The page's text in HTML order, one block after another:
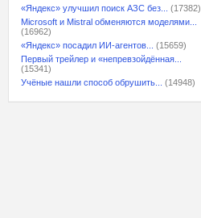
«Яндекс» улучшил поиск АЗС без...
(17382)
Microsoft и Mistral обменяются моделями...
(16962)
«Яндекс» посадил ИИ-агентов...
(15659)
Первый трейлер и «непревзойдённая...
(15341)
Учёные нашли способ обрушить...
(14948)